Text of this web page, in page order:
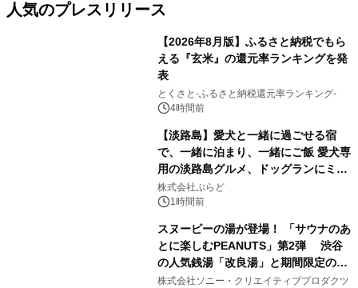
人気のプレスリリース
【2026年8月版】ふるさと納税でもら
える『玄米』の還元率ランキングを発
表
とくさと-ふるさと納税還元率ランキング-
4時間前
【淡路島】愛犬と一緒に過ごせる宿
で、一緒に泊まり、一緒にご飯 愛犬専
用の淡路島グルメ、ドッグランにミニ
プール グランピングとトレーラーハウ
スの2施設で
株式会社ぷらど
1時間前
スヌーピーの湯が登場！ 「サウナのあ
とに楽しむPEANUTS」第2弾 渋谷
の人気銭湯「改良湯」と期間限定のコ
ラボレーション サウナイキタイコラ
株式会社ソニー・クリエイティブプロダクツ